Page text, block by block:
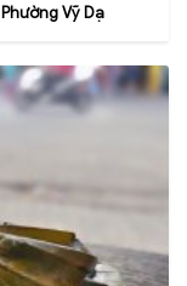
Phường Vỹ Dạ